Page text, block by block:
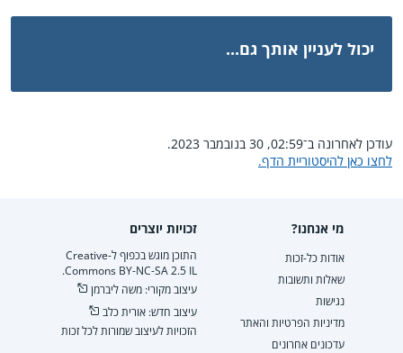
יכול לעניין אותך גם...
עודכן לאחרונה ב־02:59, 30 בנובמבר 2023.
לחצו כאן להיסטוריית הדף.
מי אנחנו?
אודות כל-זכות
שאלות ותשובות
נגישות
מדיניות הפרטיות והאתר
עדכונים אחרונים
זכויות יוצרים
התוכן מוגש בכפוף ל-Creative
Commons BY-NC-SA 2.5 IL.
עיצוב מקורי: משה ליברמן
עיצוב חדש: אורית כלב
הזכויות לעיצוב שמורות לכל זכות